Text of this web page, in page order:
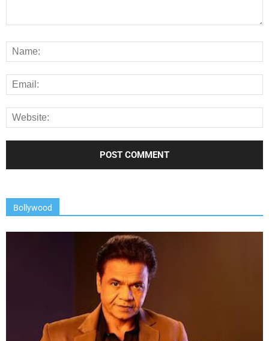
Bollywood